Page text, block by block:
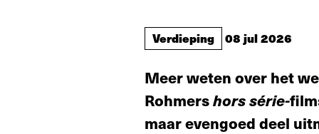
Verdieping 08 jul 2026
Meer weten over het
Rohmershors série-
maar evengoed deel